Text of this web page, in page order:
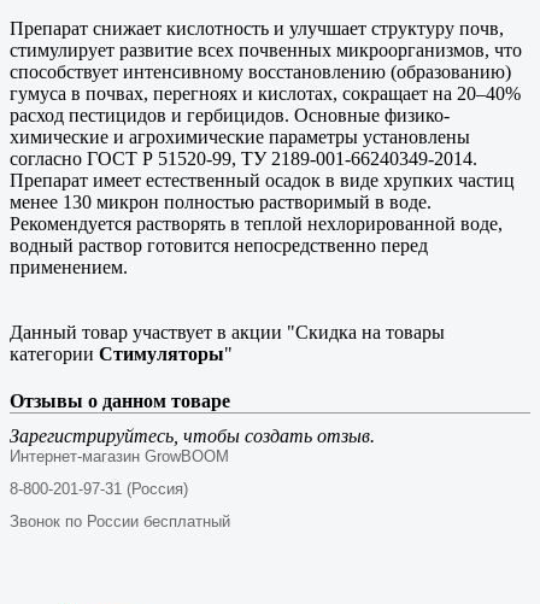
Препарат снижает кислотность и улучшает структуру почв,
стимулирует развитие всех почвенных микроорганизмов, что
способствует интенсивному восстановлению (образованию)
гумуса в почвах, перегноях и кислотах, сокращает на 20–40%
расход пестицидов и гербицидов. Основные физико-
химические и агрохимические параметры установлены
согласно ГОСТ Р 51520-99, ТУ 2189-001-66240349-2014.
Препарат имеет естественный осадок в виде хрупких частиц
менее 130 микрон полностью растворимый в воде.
Рекомендуется растворять в теплой нехлорированной воде,
водный раствор готовится непосредственно перед
применением.
Данный товар участвует в акции "Скидка на товары
категории Стимуляторы"
Отзывы о данном товаре
Зарегистрируйтесь, чтобы создать отзыв.
Интернет-магазин GrowBOOM
8-800-201-97-31 (Россия)
Звонок по России бесплатный